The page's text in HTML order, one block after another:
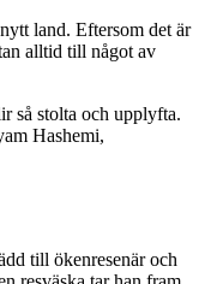
land. Eftersom det är
alltid till något av
så stolta och upplyfta.
Hashemi,
till ökenresenär och